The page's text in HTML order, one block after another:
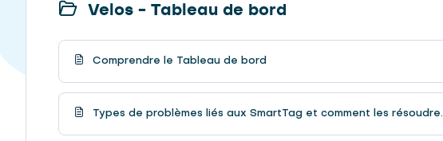
Velos - Tableau de bord
Comprendre le Tableau de bord
Types de problèmes liés aux SmartTag et comment les résoudre.